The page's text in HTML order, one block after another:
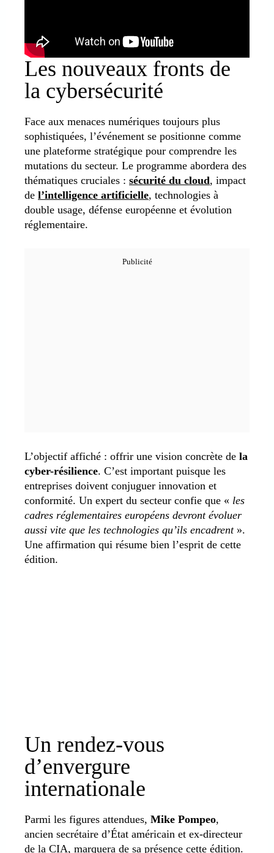
Les nouveaux fronts de
la cybersécurité
Face aux menaces numériques toujours plus
sophistiquées, l’événement se positionne comme
une plateforme stratégique pour comprendre les
mutations du secteur. Le programme abordera des
thématiques cruciales : sécurité du cloud, impact
de l’intelligence artificielle, technologies à
double usage, défense européenne et évolution
réglementaire.
L’objectif affiché : offrir une vision concrète de la
cyber-résilience. C’est important puisque les
entreprises doivent conjuguer innovation et
conformité. Un expert du secteur confie que « les
cadres réglementaires européens devront évoluer
aussi vite que les technologies qu’ils encadrent ».
Une affirmation qui résume bien l’esprit de cette
édition.
Un rendez-vous
d’envergure
internationale
Parmi les figures attendues, Mike Pompeo,
ancien secrétaire d’État américain et ex-directeur
de la CIA, marquera de sa présence cette édition.